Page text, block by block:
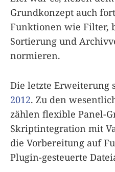
Grundkonzept auch
Funktionen wie Filter,
Sortierung und
normieren.
Die letzte Erweiterung
2012. Zu den
zählen flexible Panel-
Skriptintegration mit
die Vorbereitung auf
Plugin-gesteuerte